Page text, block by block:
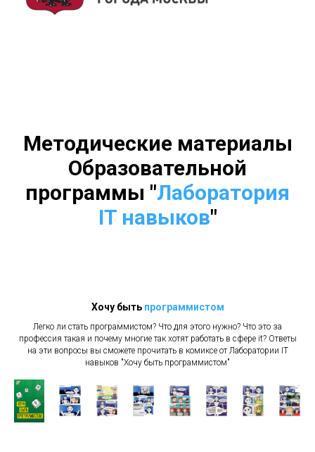
Методические материалы
Образовательной
программы "Лаборатория
IT навыков"
Хочу быть программистом
Легко ли стать программистом? Что для этого нужно? Что это за
профессия такая и почему многие так хотят работать в сфере it? Ответы
на эти вопросы вы сможете прочитать в комиксе от Лаборатории IT
навыков "Хочу быть программистом"